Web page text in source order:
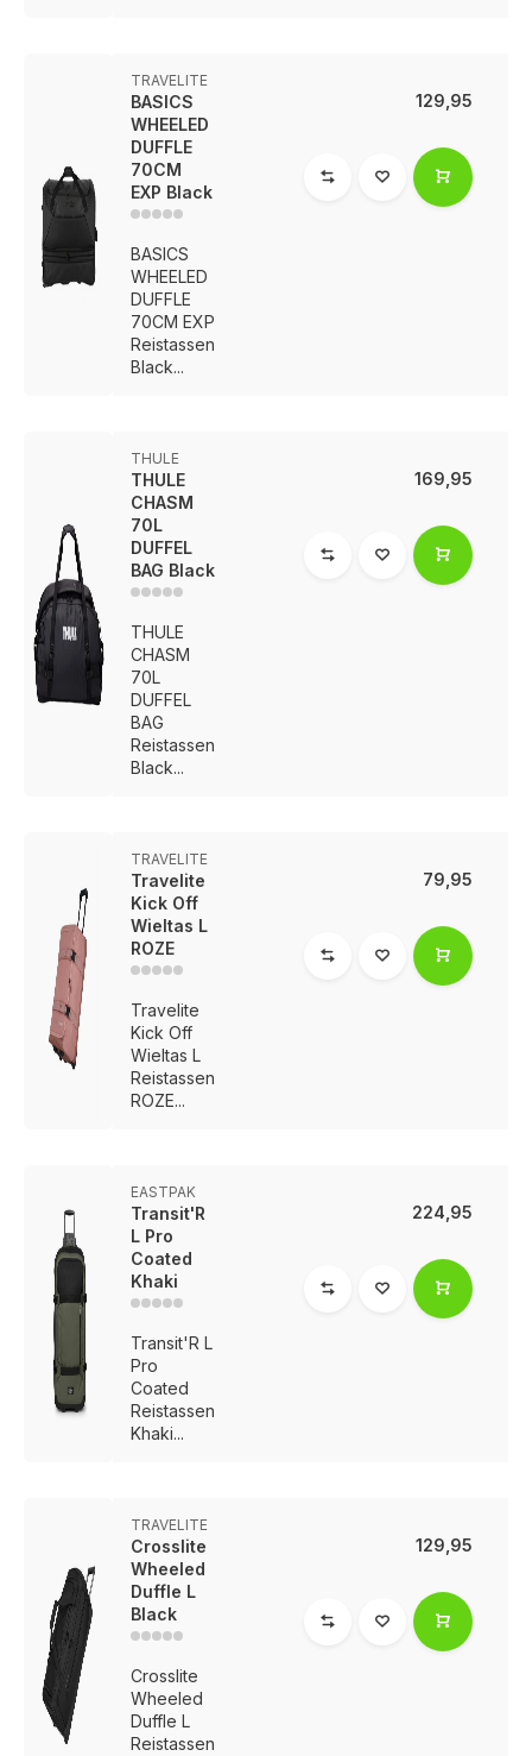
TRAVELITE
BASICS
WHEELED
DUFFLE
70CM
EXP Black
BASICS
WHEELED
DUFFLE
70CM EXP
Reistassen
Black...
129,95
THULE
THULE
CHASM
70L
DUFFEL
BAG Black
THULE
CHASM
70L
DUFFEL
BAG
Reistassen
Black...
169,95
TRAVELITE
Travelite
Kick Off
Wieltas L
ROZE
Travelite
Kick Off
Wieltas L
Reistassen
ROZE...
79,95
EASTPAK
Transit'R
L Pro
Coated
Khaki
Transit'R L
Pro
Coated
Reistassen
Khaki...
224,95
TRAVELITE
Crosslite
Wheeled
Duffle L
Black
Crosslite
Wheeled
Duffle L
Reistassen
129,95